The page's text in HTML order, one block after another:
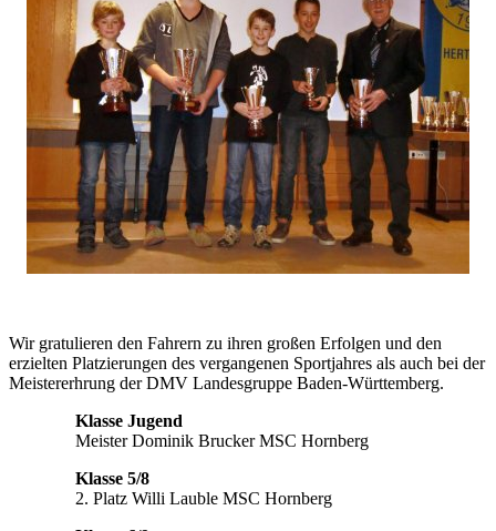
Wir gratulieren den Fahrern zu ihren großen Erfolgen und den
erzielten Platzierungen des vergangenen Sportjahres als auch bei der
Meistererhrung der DMV Landesgruppe Baden-Württemberg.
Klasse Jugend
Meister Dominik Brucker MSC Hornberg
Klasse 5/8
2. Platz Willi Lauble MSC Hornberg